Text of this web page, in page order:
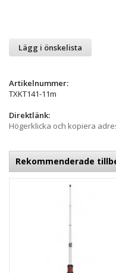
Lägg i önskelista
Artikelnummer:
TXKT141-11m
Direktlänk:
Högerklicka och kopiera
Rekommenderade